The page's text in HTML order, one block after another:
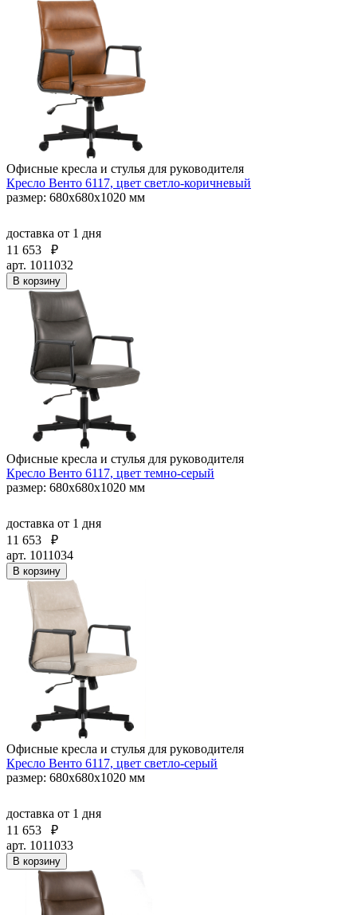
Офисные кресла и стулья для руководителя
Кресло Венто 6117, цвет светло-коричневый
размер: 680х680х1020 мм
доставка от 1 дня
11 653
₽
арт. 1011032
В корзину
Офисные кресла и стулья для руководителя
Кресло Венто 6117, цвет темно-серый
размер: 680х680х1020 мм
доставка от 1 дня
11 653
₽
арт. 1011034
В корзину
Офисные кресла и стулья для руководителя
Кресло Венто 6117, цвет светло-серый
размер: 680х680х1020 мм
доставка от 1 дня
11 653
₽
арт. 1011033
В корзину